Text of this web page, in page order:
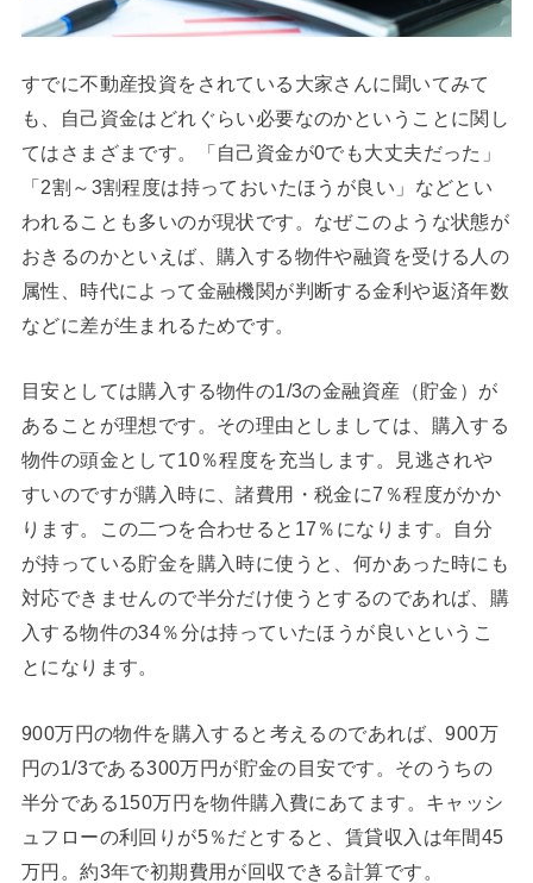
すでに不動産投資をされている大家さんに聞いてみて
も、自己資金はどれぐらい必要なのかということに関し
てはさまざまです。「自己資金が0でも大丈夫だった」
「2割～3割程度は持っておいたほうが良い」などとい
われることも多いのが現状です。なぜこのような状態が
おきるのかといえば、購入する物件や融資を受ける人の
属性、時代によって金融機関が判断する金利や返済年数
などに差が生まれるためです。
目安としては購入する物件の1/3の金融資産（貯金）が
あることが理想です。その理由としましては、購入する
物件の頭金として10％程度を充当します。見逃されや
すいのですが購入時に、諸費用・税金に7％程度がかか
ります。この二つを合わせると17％になります。自分
が持っている貯金を購入時に使うと、何かあった時にも
対応できませんので半分だけ使うとするのであれば、購
入する物件の34％分は持っていたほうが良いというこ
とになります。
900万円の物件を購入すると考えるのであれば、900万
円の1/3である300万円が貯金の目安です。そのうちの
半分である150万円を物件購入費にあてます。キャッシ
ュフローの利回りが5％だとすると、賃貸収入は年間45
万円。約3年で初期費用が回収できる計算です。